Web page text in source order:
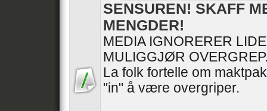
SENSUREN! SKAFF
MENGDER!
MEDIA IGNORERER
MULIGGJØR
La folk fortelle om
"in" å være overgriper.